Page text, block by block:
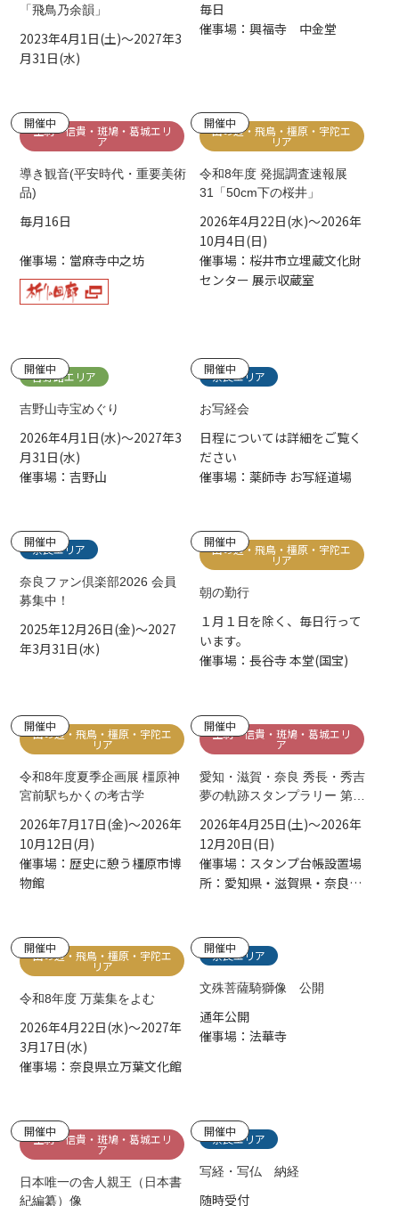
「飛鳥乃余韻」
2023年4月1日(土)～2027年3
月31日(水)
毎日
催事場：興福寺 中金堂
開催中
生駒・信貴・斑鳩・葛城エリ
ア
導き観音(平安時代・重要美術
品)
毎月16日
催事場：當麻寺中之坊
開催中
山の辺・飛鳥・橿原・宇陀エ
リア
令和8年度 発掘調査速報展
31「50cm下の桜井」
2026年4月22日(水)～2026年
10月4日(日)
催事場：桜井市立埋蔵文化財
センター 展示収蔵室
開催中
吉野路エリア
吉野山寺宝めぐり
2026年4月1日(水)～2027年3
月31日(水)
催事場：吉野山
開催中
奈良エリア
お写経会
日程については詳細をご覧く
ださい
催事場：薬師寺 お写経道場
開催中
奈良エリア
奈良ファン倶楽部2026 会員
募集中！
2025年12月26日(金)～2027
年3月31日(水)
開催中
山の辺・飛鳥・橿原・宇陀エ
リア
朝の勤行
１月１日を除く、毎日行って
います。
催事場：長谷寺 本堂(国宝)
開催中
山の辺・飛鳥・橿原・宇陀エ
リア
令和8年度夏季企画展 橿原神
宮前駅ちかくの考古学
2026年7月17日(金)～2026年
10月12日(月)
催事場：歴史に憩う橿原市博
物館
開催中
生駒・信貴・斑鳩・葛城エリ
ア
愛知・滋賀・奈良 秀長・秀吉
夢の軌跡スタンプラリー 第弐
2026年4月25日(土)～2026年
12月20日(日)
催事場：スタンプ台帳設置場
所：愛知県・滋賀県・奈良県
詳細はHPをご確認ください。
開催中
山の辺・飛鳥・橿原・宇陀エ
リア
令和8年度 万葉集をよむ
2026年4月22日(水)～2027年
3月17日(水)
催事場：奈良県立万葉文化館
開催中
奈良エリア
文殊菩薩騎獅像 公開
通年公開
催事場：法華寺
開催中
生駒・信貴・斑鳩・葛城エリ
ア
日本唯一の舎人親王（日本書
紀編纂）像
開催中
奈良エリア
写経・写仏 納経
随時受付